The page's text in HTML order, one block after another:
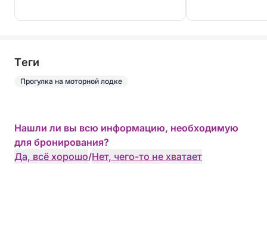
Tеги
Прогулка на моторной лодке
Нашли ли вы всю информацию, необходимую
для бронирования?
Да, всё хорошо/Нет, чего-то не хватает